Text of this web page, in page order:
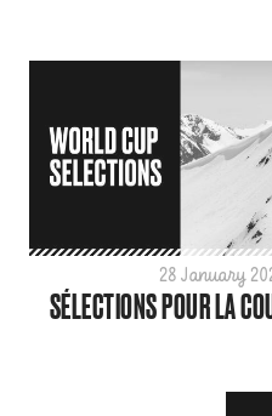
28 January
SÉLECTIONS POUR LA